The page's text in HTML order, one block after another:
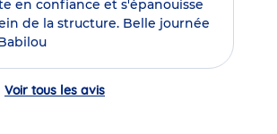
en confiance et s'épanouisse
de la structure. Belle journée
Voir tous les avis